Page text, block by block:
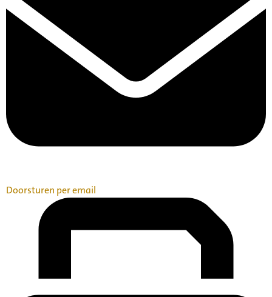
Doorsturen per email